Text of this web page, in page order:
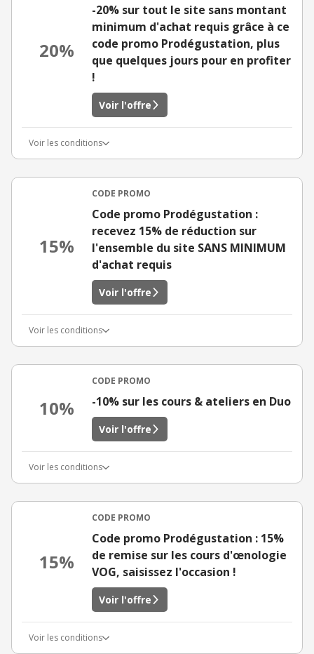
20%
-20% sur tout le site sans montant
minimum d'achat requis grâce à ce
code promo Prodégustation, plus
que quelques jours pour en profiter
!
Voir l'offre
Voir les conditions
15%
CODE PROMO
Code promo Prodégustation :
recevez 15% de réduction sur
l'ensemble du site SANS MINIMUM
d'achat requis
Voir l'offre
Voir les conditions
10%
CODE PROMO
-10% sur les cours & ateliers en Duo
Voir l'offre
Voir les conditions
15%
CODE PROMO
Code promo Prodégustation : 15%
de remise sur les cours d'œnologie
VOG, saisissez l'occasion !
Voir l'offre
Voir les conditions